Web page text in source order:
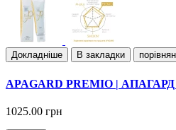
Докладнiше В закладки
APAGARD PREMIO |
1025.00 грн